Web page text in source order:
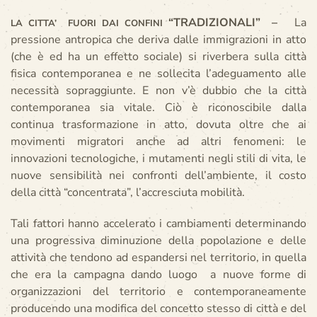
LA CITTA’ FUORI DAI CONFINI“TRADIZIONALI” –
La
pressione antropica che deriva dalle immigrazioni in atto
(che è ed ha un effetto sociale) si riverbera sulla città
fisica contemporanea e ne sollecita l’adeguamento alle
necessità sopraggiunte. E non v’è dubbio che la città
contemporanea sia vitale. Ciò è riconoscibile dalla
continua trasformazione in atto, dovuta oltre che ai
movimenti migratori anche ad altri fenomeni: le
innovazioni tecnologiche, i mutamenti negli stili di vita, le
nuove sensibilità nei confronti dell’ambiente, il costo
della città “concentrata”, l’accresciuta mobilità.
Tali fattori hanno accelerato i cambiamenti determinando
una progressiva diminuzione della popolazione e delle
attività che tendono ad espandersi nel territorio, in quella
che era la campagna dando luogo a nuove forme di
organizzazioni del territorio e contemporaneamente
producendo una modifica del concetto stesso di città e del